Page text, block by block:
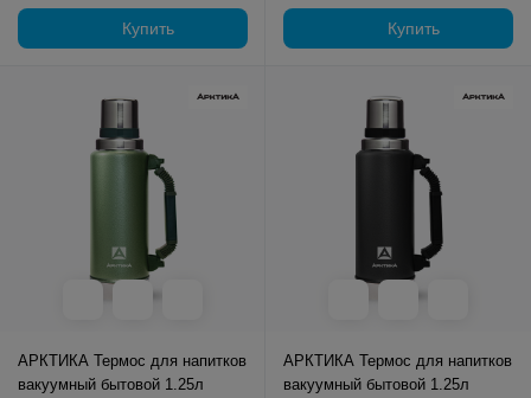
Купить Купить
АРКТИКА Термос для напитков
вакуумный бытовой 1.25л
АРКТИКА Термос для напитков
вакуумный бытовой 1.25л